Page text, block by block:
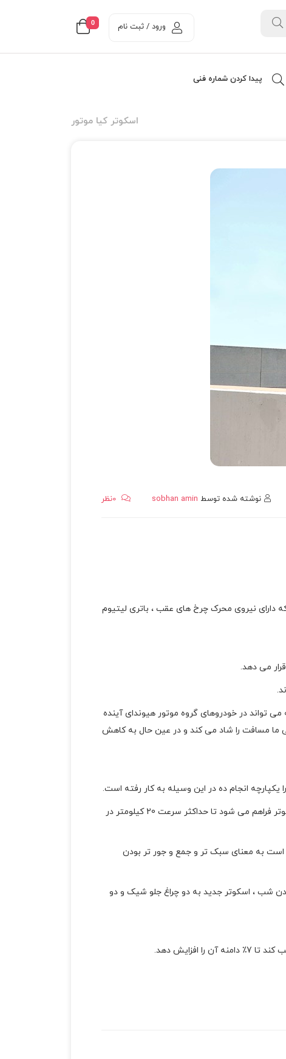
0 ورود / ثبت نام
پیدا کردن شماره فنی
اسکوتر کیا موتور
نظر نوشته شده توسط sobhan amin
دارای نیروی محرک چرخ های عقب ، باتری لیتیوم
می دهد.
در خودروهای گروه موتور هیوندای آینده
ما مسافت را شاد می کند و در عین حال به کاهش
انجام ده در این وسیله به کار رفته است.
آخرین نسخه اسکوتر برقی گروه هیوندای موتور دارای باتری لیتیوم 10.5 Ah است. به کمک این باطری این امکان برای اسکوتر فراهم می شود تا حداکثر سرعت 20 کیلومتر در
سه برابر است به معنای سبک تر و جمع و جور تر بودن
شب ، اسکوتر جدید به دو چراغ جلو شیک و دو
دهد.